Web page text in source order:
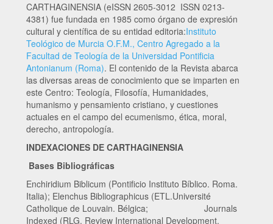
CARTHAGINENSIA (eISSN 2605-3012 ISSN 0213-
4381) fue fundada en 1985 como órgano de expresión
cultural y científica de su entidad editoria:Instituto
Teológico de Murcia O.F.M., Centro Agregado a la
Facultad de Teología de la Universidad Pontificia
Antonianum (Roma). El contenido de la Revista abarca
las diversas areas de conocimiento que se imparten en
este Centro: Teología, Filosofía, Humanidades,
humanismo y pensamiento cristiano, y cuestiones
actuales en el campo del ecumenismo, ética, moral,
derecho, antropología.
INDEXACIONES DE CARTHAGINENSIA
Bases Bibliográficas
Enchiridium Biblicum (Pontificio Instituto Bíblico. Roma.
Italia); Elenchus Bibliographicus (ETL.Université
Catholique de Louvain. Bélgica; Journals
Indexed (RLG. Review International Development.